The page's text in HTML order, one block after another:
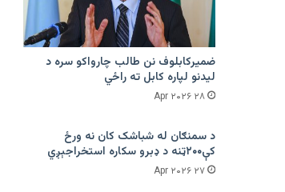
ضمیرکابلوف نن طالب چارواکو سره د
لیدنو لپاره کابل ته راځي
۲۸ Apr ۲۰۲۶
د سمنګان له شباشک کان نه ورځ
کې۲۰۰ټنه د ډبرو سکاره استخراجېږي
۲۷ Apr ۲۰۲۶